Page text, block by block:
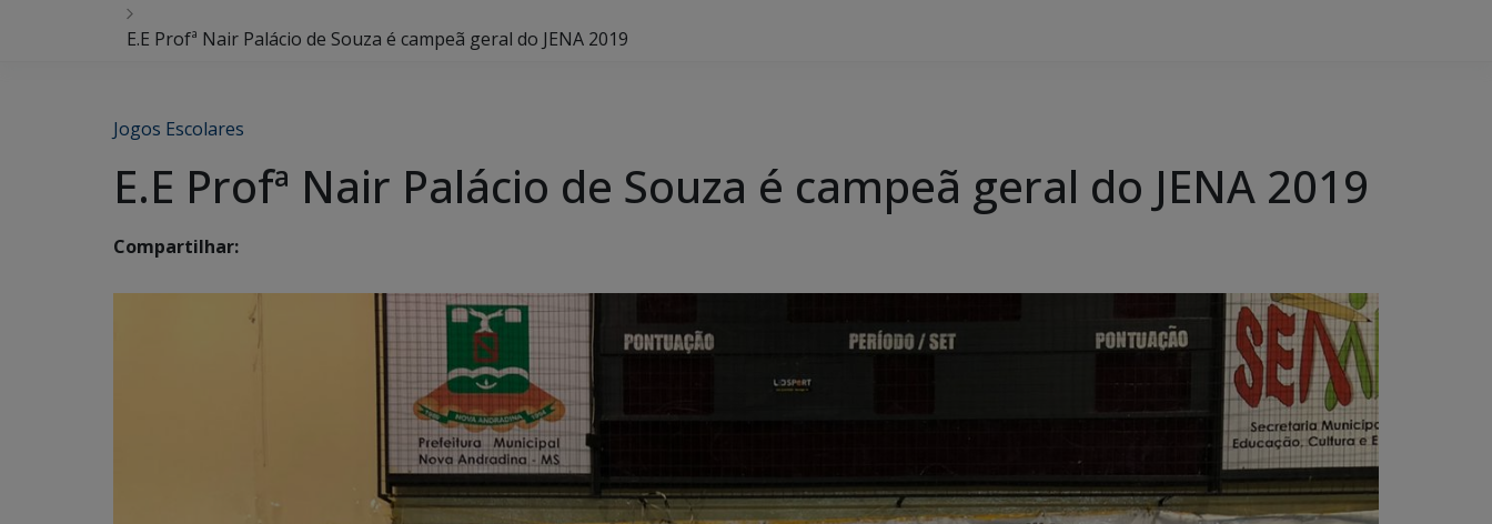
E.E Profª Nair Palácio de Souza é campeã geral do JENA 2019
Jogos Escolares
E.E Profª Nair Palácio de Souza é campeã geral do JENA 2019
Compartilhar: